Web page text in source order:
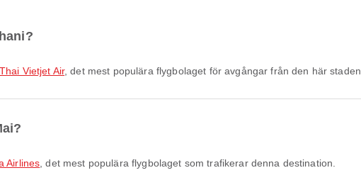
Thai Vietjet Air, det mest populära flygbolaget för avgångar från den här staden.
Airlines , det mest populära flygbolaget som trafikerar denna destination.